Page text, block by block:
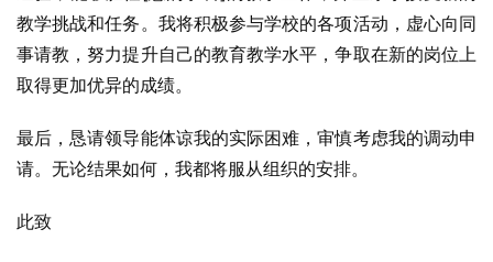
教学挑战和任务。我将积极参与学校的各项活动，虚心向同
事请教，努力提升自己的教育教学水平，争取在新的岗位上
取得更加优异的成绩。
最后，恳请领导能体谅我的实际困难，审慎考虑我的调动申
请。无论结果如何，我都将服从组织的安排。
此致